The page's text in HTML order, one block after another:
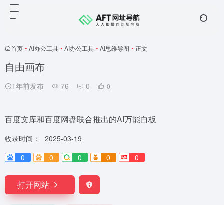
首页 • AI办公工具 • AI办公工具 • AI思维导图 • 正文
自由画布
1年前发布 76 0 0
百度文库和百度网盘联合推出的AI万能白板
收录时间：
2025-03-19
0
0 0 0 0
打开网站